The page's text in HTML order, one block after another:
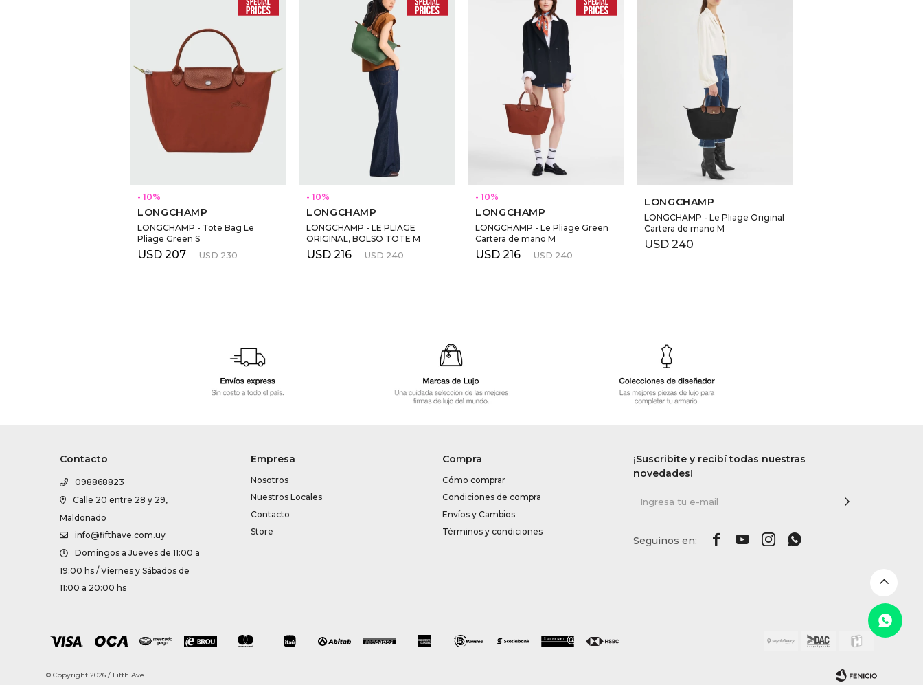
10
LONGCHAMP
LONGCHAMP - Tote Bag Le
Pliage Green S
USD 207 USD 230
10
LONGCHAMP
LONGCHAMP - LE PLIAGE
ORIGINAL, BOLSO TOTE M
USD 216 USD 240
10
LONGCHAMP
LONGCHAMP - Le Pliage Green
Cartera de mano M
USD 216 USD 240
LONGCHAMP
LONGCHAMP - Le Pliage Original
Cartera de mano M
USD 240
Contacto
098868823
Calle 20 entre 28 y 29,
Maldonado
info@fifthave.com.uy
Domingos a Jueves de 11:00 a
19:00 hs / Viernes y Sábados de
11:00 a 20:00 hs
Empresa
Nosotros
Nuestros Locales
Contacto
Store
Compra
Cómo comprar
Condiciones de compra
Envíos y Cambios
Términos y condiciones
¡Suscribite y recibí todas nuestras
novedades!
   
© Copyright 2026 / Fifth Ave